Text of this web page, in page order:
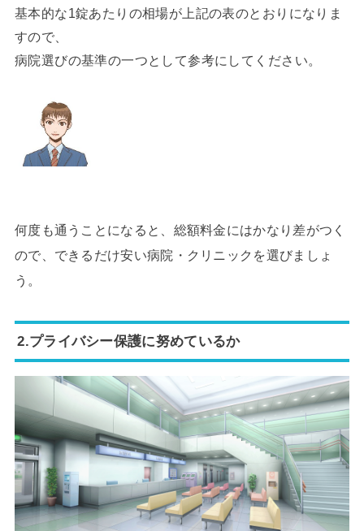
基本的な1錠あたりの相場が上記の表のとおりになりま
すので、
病院選びの基準の一つとして参考にしてください。
何度も通うことになると、総額料金にはかなり差がつく
ので、できるだけ安い病院・クリニックを選びましょ
う。
2.プライバシー保護に努めているか